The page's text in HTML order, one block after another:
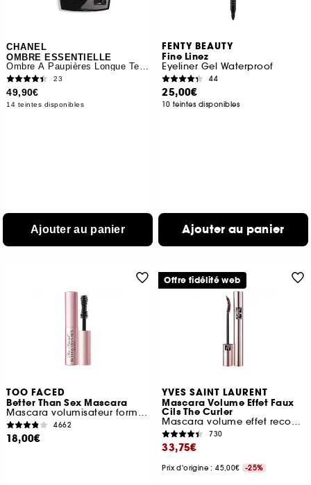
CHANEL
OMBRE ESSENTIELLE
Ombre À Paupières Longue Tenue Multi-usage
23
49,90€
14 teintes disponibles
Ajouter au panier
FENTY BEAUTY
Fine Linez
Eyeliner Gel Waterproof
44
25,00€
10 teintes disponibles
Ajouter au panier
TOO FACED
Better Than Sex Mascara
Mascara volumisateur format voyage
4662
18,00€
YVES SAINT LAURENT
Mascara Volume Effet Faux
Cils The Curler
Mascara volume effet recourbe cils
730
33,75€
Prix d'origine : 45,00€ -25%
Offre fidélité web